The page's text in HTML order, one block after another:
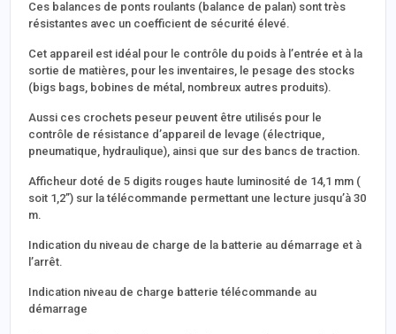
Ces balances de ponts roulants (balance de palan) sont très
résistantes avec un coefficient de sécurité élevé.
Cet appareil est idéal pour le contrôle du poids à l’entrée et à la
sortie de matières, pour les inventaires, le pesage des stocks
(bigs bags, bobines de métal, nombreux autres produits).
Aussi ces crochets peseur peuvent être utilisés pour le
contrôle de résistance d’appareil de levage (électrique,
pneumatique, hydraulique), ainsi que sur des bancs de traction.
Afficheur doté de 5 digits rouges haute luminosité de 14,1 mm (
soit 1,2”) sur la télécommande permettant une lecture jusqu’à 30
m.
Indication du niveau de charge de la batterie au démarrage et à
l’arrêt.
Indication niveau de charge batterie télécommande au
démarrage